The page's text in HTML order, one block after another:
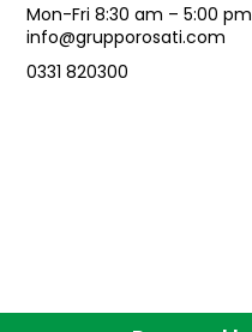
Mon-Fri 8:30 am – 5:00 pm
info@grupporosati.com
0331 820300